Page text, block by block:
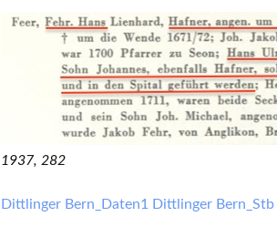
1937, 282
Dittlinger Bern_Daten1 Dittlinger Bern_Stb